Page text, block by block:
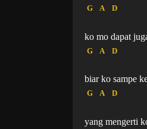
G A D
ko mo dapat
G A D
biar ko sampe
G A D
yang mengerti